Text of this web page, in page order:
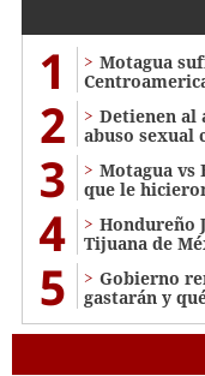
1
Motagua
2
Detienen al
abuso sexual
3
Motagua vs
que le
4
Hondureño
Tijuana de
5
Gobierno
gastarán y